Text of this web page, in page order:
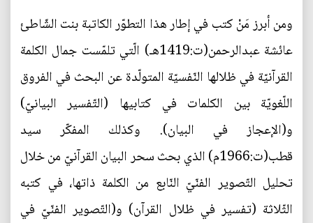
ومن أبرز مَنْ كتب في إطار هذا التطوّر الكاتبة بنت الشّاطئ
عائشة عبدالرحمن(ت:1419هـ) الّتي تلمّست جمال الكلمة
القرآنيّة في ظلالها النّفسيّة المتولّدة عن البحث في الفروق
اللّغويّة بين الكلمات في كتابيها (التّفسير البيانيّ)
و(الإعجاز في البيان). وكذلك المفكّر سيد
قطب(ت:1966م) الذي بحث سحر البيان القرآنيّ من خلال
تحليل التّصوير الفنّيّ النّابع من الكلمة ذاتها، في كتبه
الثّلاثة (تفسير في ظلال القرآن) و(التّصوير الفنّيّ في